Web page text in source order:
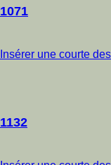
1071
Insérer une courte
1132